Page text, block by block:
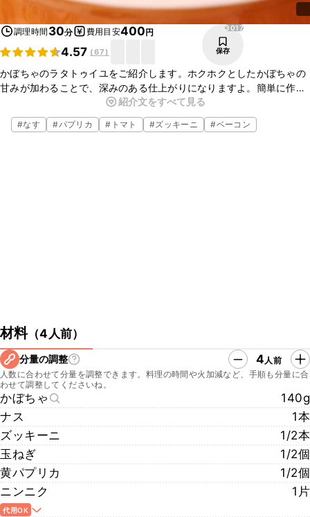
調理時間 30分 費用目安400円
4.57 (67)
3017
保存
かぼちゃのラタトゥイユをご紹介します。ホクホクとしたかぼちゃの
甘みが加わることで、深みのある仕上がりになりますよ。簡単に作れ
るので、ぜひお試しくださいね。紹介文をすべて見る
#なす #パプリカ # トマト #ズッキーニ #ベーコン
材料（4人前）
分量の調整 4人前
人数に合わせて分量を調整できます。料理の時間や火加減など、手順も分量に合
わせて調整してくださいね。
かぼちゃ
140g
ナス
1本
ズッキーニ
1/2本
玉ねぎ
1/2個
黄パプリカ
1/2個
ニンニク
1片
代用OK